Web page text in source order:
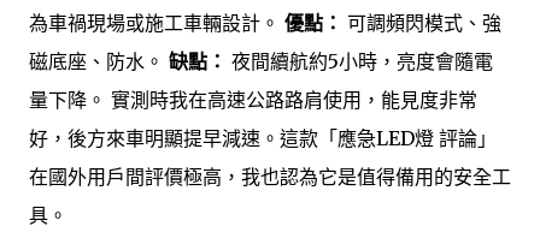
為車禍現場或施工車輛設計。 優點： 可調頻閃模式、強
磁底座、防水。 缺點： 夜間續航約5小時，亮度會隨電
量下降。 實測時我在高速公路路肩使用，能見度非常
好，後方來車明顯提早減速。這款「應急LED燈 評論」
在國外用戶間評價極高，我也認為它是值得備用的安全工
具。